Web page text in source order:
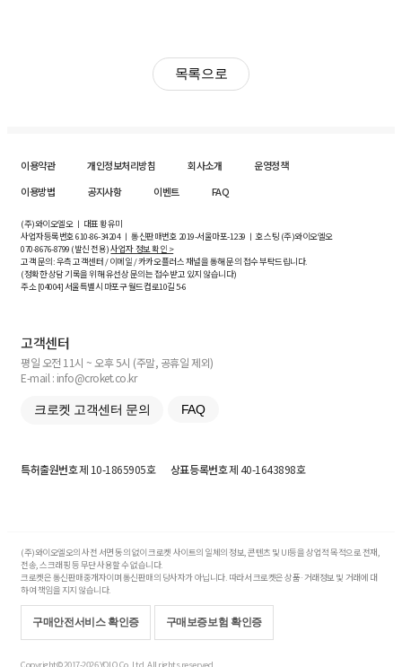
목록으로
이용약관 개인정보처리방침 회사소개
운영정책
이용방법
공지사항 이벤트 FAQ
(주)와이오엘오 ㅣ 대표 황유미
사업자등록번호610-86-34204ㅣ 통신판매번호 2019-서울마포-1239 ㅣ 호스팅 (주)와이오엘오
070-8676-8799 (발신 전용)사업자 정보 확인 >
고객 문의: 우측 고객센터 / 이메일 / 카카오플러스 채널을 통해 문의 접수 부탁드립니다.
(정확한 상담 기록을 위해 유선상 문의는 접수받고 있지 않습니다)
주소 [04004] 서울특별시 마포구 월드컵로10길5-6
고객센터
평일 오전 11시 ~ 오후 5시 (주말, 공휴일 제외)
E-mail : info@croket.co.kr
크로켓 고객센터 문의 FAQ
특허출원번호제 10-1865905호 상표등록번호제 40-1643898호
(주)와이오엘오의 사전 서면 동의 없이 크로켓 사이트의 일체의 정보, 콘텐츠 및 UI등을 상업적 목적으로 전재,
전송, 스크래핑 등 무단 사용할 수 없습니다.
크로켓은 통신판매중개자이며 통신판매의 당사자가 아닙니다. 따라서 크로켓은 상품·거래정보 및 거래에 대
하여 책임을 지지 않습니다.
구매안전서비스 확인증 구매보증보험 확인증